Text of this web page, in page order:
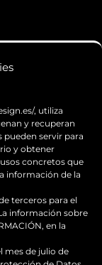
, utiliza
y recuperan
pueden servir para
y obtener
concretos que
información de la
terceros para el
información sobre
en la
mes de julio de
con tu
de